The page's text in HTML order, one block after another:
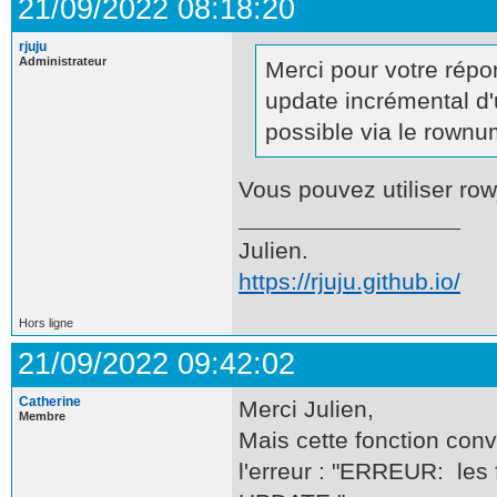
21/09/2022 08:18:20
rjuju
Administrateur
Merci pour votre
update incrémental
possible via le
Vous pouvez utiliser
Julien.
https://rjuju.github.io/
Hors ligne
21/09/2022 09:42:02
Catherine
Membre
Merci Julien,
Mais cette fonction
l'erreur : "ERREUR: